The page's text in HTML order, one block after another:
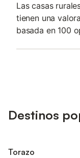
Las casas
tienen una
basada en 100
Destinos
Torazo